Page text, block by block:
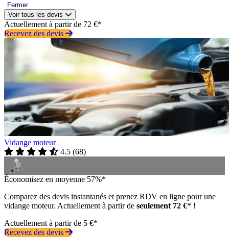
Fermer
Voir tous les devis
Actuellement à partir de 72 €*
Recevez des devis
Vidange moteur
4.5 (68)
Économisez en moyenne 57%*
Comparez des devis instantanés et prenez RDV en ligne pour une
vidange moteur. Actuellement à partir de seulement 72 €* !
Actuellement à partir de 5 €*
Recevez des devis